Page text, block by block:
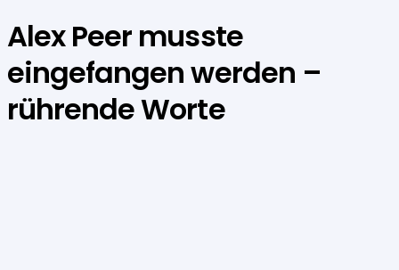
Alex Peer musste
eingefangen werden –
rührende Worte